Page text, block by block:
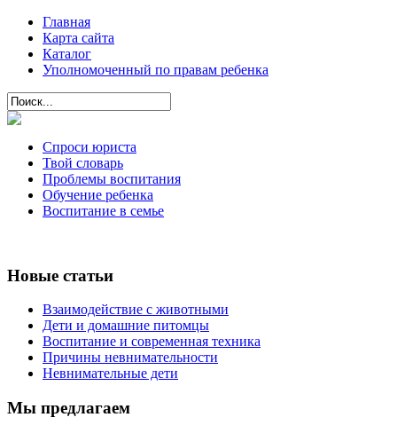
Главная
Карта сайта
Каталог
Уполномоченный по правам ребенка
Спроси юриста
Твой словарь
Проблемы воспитания
Обучение ребенка
Воспитание в семье
Новые статьи
Взаимодействие с животными
Дети и домашние питомцы
Воспитание и современная техника
Причины невнимательности
Невнимательные дети
Мы предлагаем